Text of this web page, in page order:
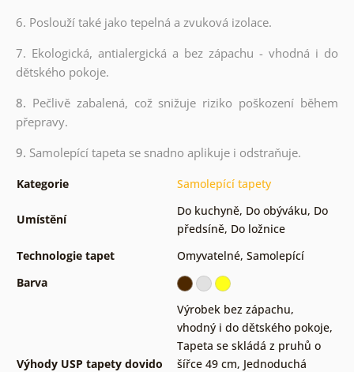
6. Poslouží také jako tepelná a zvuková izolace.
7. Ekologická, antialergická a bez zápachu - vhodná i do
dětského pokoje.
8. Pečlivě zabalená, což snižuje riziko poškození během
přepravy.
9. Samolepící tapeta se snadno aplikuje i odstraňuje.
Kategorie Samolepící tapety
Umístění
Do kuchyně, Do obýváku, Do
předsíně, Do ložnice
Technologie tapet
Omyvatelné, Samolepící
Barva
Výhody USP tapety dovido
Výrobek bez zápachu,
vhodný i do dětského pokoje,
Tapeta se skládá z pruhů o
šířce 49 cm, Jednoduchá